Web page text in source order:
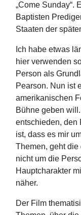
„Come Sunday“.
Baptisten
Staaten der
Ich habe etwas
hier verwenden
Person als
Pearson. Nun ist
amerikanischen
Bühne geben
entschieden, den
ist, dass es mir
Themen, geht die
nicht um die
Hauptcharakter
näher.
Der Film